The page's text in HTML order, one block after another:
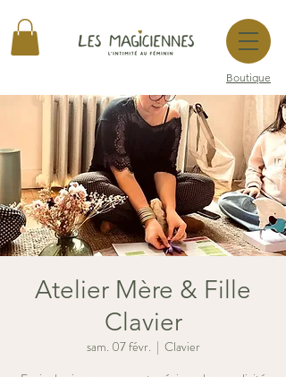
Boutique
Atelier Mère & Fille
Clavier
sam. 07 févr.
  |
Clavier